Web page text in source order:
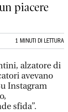
piacere
1 MINUTI DI LETTURA
alzatore di
avevano
Instagram
sfida”.